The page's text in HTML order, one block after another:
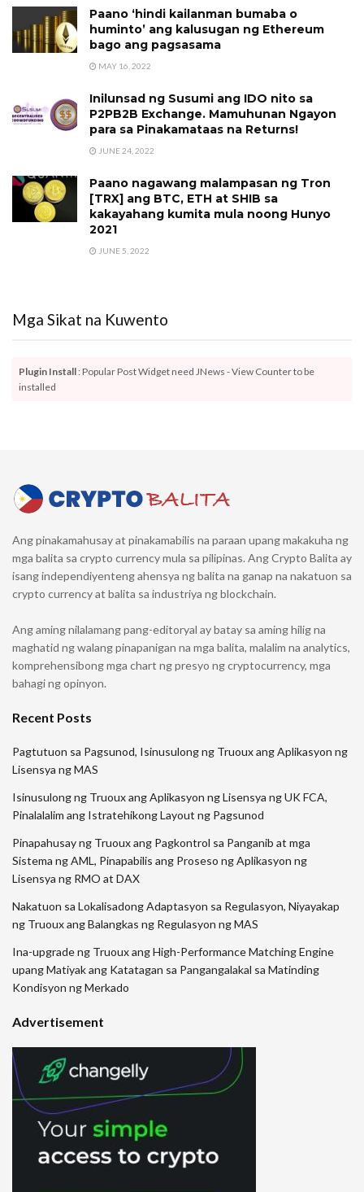
Paano ‘hindi kailanman bumaba o
huminto’ ang kalusugan ng Ethereum
bago ang pagsasama
MAY 16, 2022
Inilunsad ng Susumi ang IDO nito sa
P2PB2B Exchange. Mamuhunan Ngayon
para sa Pinakamataas na Returns!
JUNE 24, 2022
Paano nagawang malampasan ng Tron
[TRX] ang BTC, ETH at SHIB sa
kakayahang kumita mula noong Hunyo
2021
JUNE 5, 2022
Mga Sikat na Kuwento
Plugin Install : Popular Post Widget need JNews - View Counter to be
installed
Ang pinakamahusay at pinakamabilis na paraan upang makakuha ng
mga balita sa crypto currency mula sa pilipinas. Ang Crypto Balita ay
isang independiyenteng ahensya ng balita na ganap na nakatuon sa
crypto currency at balita sa industriya ng blockchain.
Ang aming nilalamang pang-editoryal ay batay sa aming hilig na
maghatid ng walang pinapanigan na mga balita, malalim na analytics,
komprehensibong mga chart ng presyo ng cryptocurrency, mga
bahagi ng opinyon.
Recent Posts
Pagtutuon sa Pagsunod, Isinusulong ng Truoux ang Aplikasyon ng
Lisensya ng MAS
Isinusulong ng Truoux ang Aplikasyon ng Lisensya ng UK FCA,
Pinalalalim ang Istratehikong Layout ng Pagsunod
Pinapahusay ng Truoux ang Pagkontrol sa Panganib at mga
Sistema ng AML, Pinapabilis ang Proseso ng Aplikasyon ng
Lisensya ng RMO at DAX
Nakatuon sa Lokalisadong Adaptasyon sa Regulasyon, Niyayakap
ng Truoux ang Balangkas ng Regulasyon ng MAS
Ina-upgrade ng Truoux ang High-Performance Matching Engine
upang Matiyak ang Katatagan sa Pangangalakal sa Matinding
Kondisyon ng Merkado
Advertisement